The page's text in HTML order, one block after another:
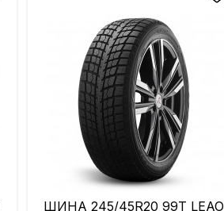
ШИНА 245/45R20 99T LEAO